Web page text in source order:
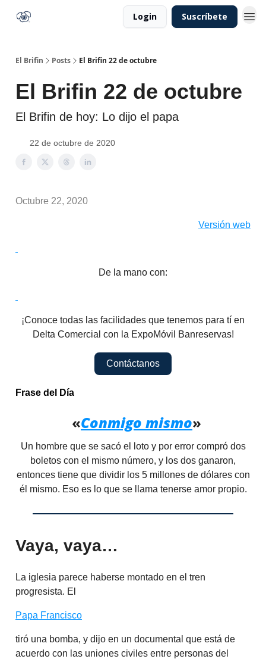
Login Suscríbete
El Brifin Posts El Brifin 22 de octubre
El Brifin 22 de octubre
El Brifin de hoy: Lo dijo el papa
22 de octubre de 2020
Octubre 22, 2020
Versión web
De la mano con:
¡Conoce todas las facilidades que tenemos para tí en
Delta Comercial con la ExpoMóvil Banreservas!
Contáctanos
Frase del Día
«Conmigo mismo»
Un hombre que se sacó el loto y por error compró dos
boletos con el mismo número, y los dos ganaron,
entonces tiene que dividir los 5 millones de dólares con
él mismo. Eso es lo que se llama tenerse amor propio.
Vaya, vaya…
La iglesia parece haberse montado en el tren
progresista. El
Papa Francisco
tiró una bomba, y dijo en un documental que está de
acuerdo con las uniones civiles entre personas del